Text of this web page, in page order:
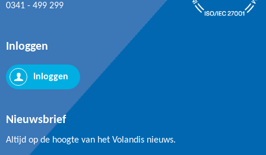
0341 - 499 299
Nieuwsbrief
Altijd op de hoogte van het Volandis nieuws.
Inloggen
Inloggen